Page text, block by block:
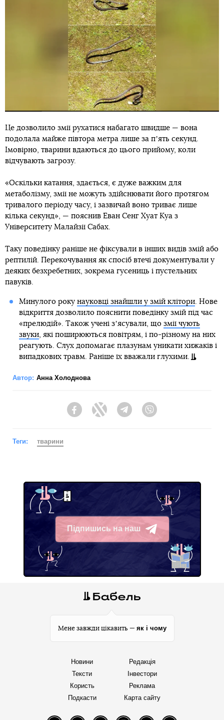
Це дозволило змії рухатися набагато швидше — вона
подолала майже півтора метра лише за пʼять секунд.
Імовірно, тварини вдаються до цього прийому, коли
відчувають загрозу.
«Оскільки катання, здається, є дуже важким для
метаболізму, змії не можуть здійснювати його протягом
тривалого періоду часу, і зазвичай воно триває лише
кілька секунд», — пояснив Еван Сенг Хуат Куа з
Університету Малайзії Сабах.
Таку поведінку раніше не фіксували в інших видів змій або
рептилій. Перекочування як спосіб втечі документували у
деяких безхребетних, зокрема гусениць і пустельних
павуків.
Минулого року науковці знайшли у змій клітори. Нове
відкриття дозволило пояснити поведінку змій під час
«прелюдій». Також учені зʼясували, що змії чують
звуки, які поширюються повітрям, і по-різному на них
реагують. Слух допомагає плазунам уникати хижаків і
випадкових травм. Раніше їх вважали глухими.
Автор: Анна Холоднова
FacebookTwitter Telegram
Теги: тварини
Підпишись на наш
Telegram
Мене завжди цікавить — як і чому
Новини
Тексти
Користь
Подкасти
Редакція
Інвестори
Реклама
Карта сайту